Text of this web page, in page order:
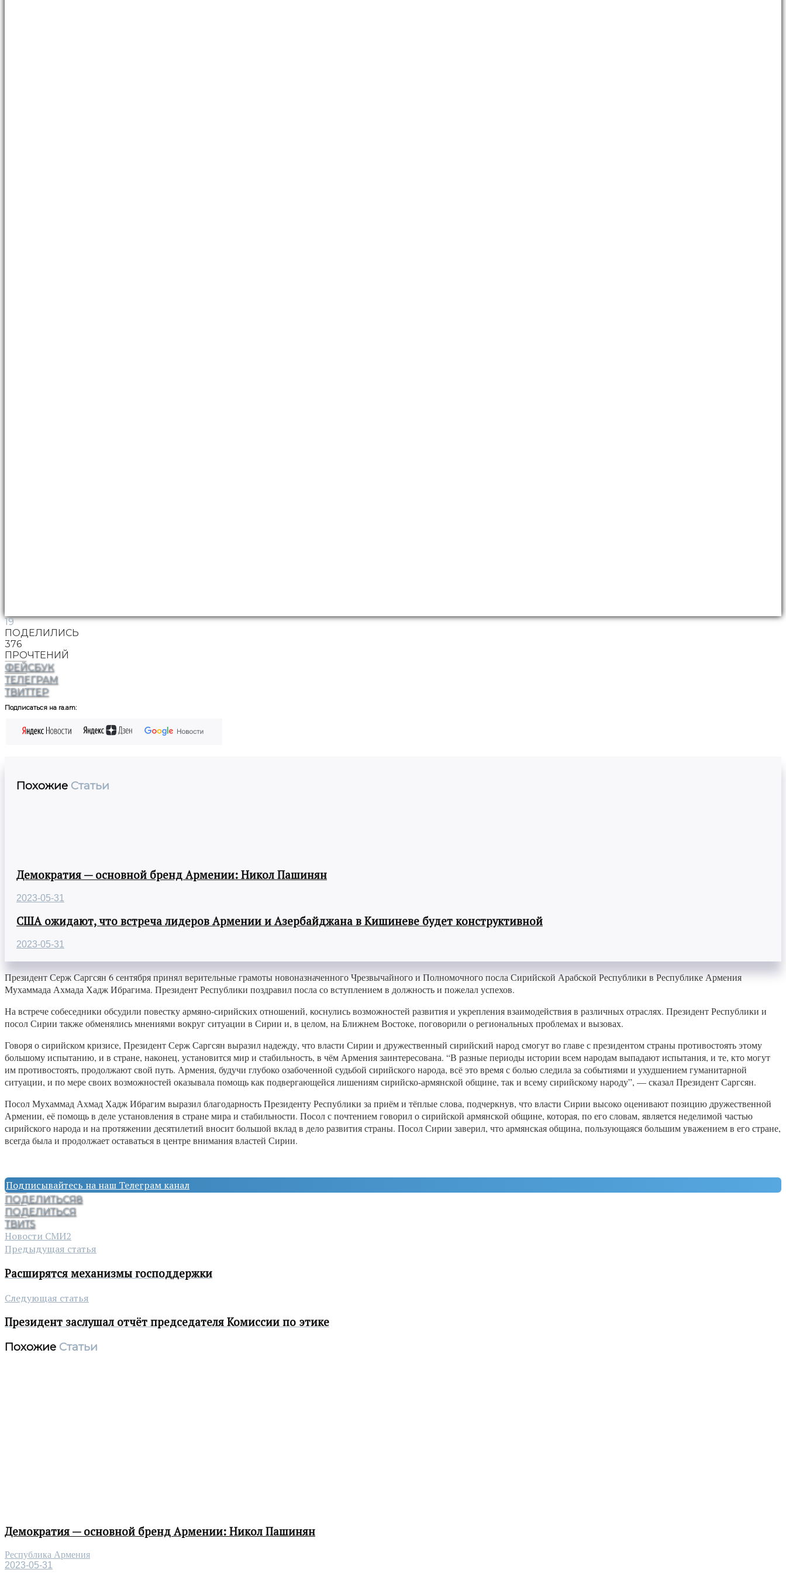
19
ПОДЕЛИЛИСЬ
376
ПРОЧТЕНИЙ
ФЕЙСБУК
ТЕЛЕГРАМ
ТВИТТЕР
Подписаться на ra.am:
Похожие Статьи
Демократия — основной бренд Армении: Никол Пашинян
2023-05-31
США ожидают, что встреча лидеров Армении и Азербайджана в Кишиневе будет конструктивной
2023-05-31
Президент Серж Саргсян 6 сентября принял верительные грамоты новоназначенного Чрезвычайного и Полномочного посла Сирийской Арабской Республики в Республике Армения
Мухаммада Ахмада Хадж Ибрагима. Президент Республики поздравил посла со вступлением в должность и пожелал успехов.
На встрече собеседники обсудили повестку армяно-сирийских отношений, коснулись возможностей развития и укрепления взаимодействия в различных отраслях. Президент Республики и
посол Сирии также обменялись мнениями вокруг ситуации в Сирии и, в целом, на Ближнем Востоке, поговорили о региональных проблемах и вызовах.
Говоря о сирийском кризисе, Президент Серж Саргсян выразил надежду, что власти Сирии и дружественный сирийский народ смогут во главе с президентом страны противостоять этому
большому испытанию, и в стране, наконец, установится мир и стабильность, в чём Армения заинтересована. “В разные периоды истории всем народам выпадают испытания, и те, кто могут
им противостоять, продолжают свой путь. Армения, будучи глубоко озабоченной судьбой сирийского народа, всё это время с болью следила за событиями и ухудшением гуманитарной
ситуации, и по мере своих возможностей оказывала помощь как подвергающейся лишениям сирийско-армянской общине, так и всему сирийскому народу”, — сказал Президент Саргсян.
Посол Мухаммад Ахмад Хадж Ибрагим выразил благодарность Президенту Республики за приём и тёплые слова, подчеркнув, что власти Сирии высоко оценивают позицию дружественной
Армении, её помощь в деле установления в стране мира и стабильности. Посол с почтением говорил о сирийской армянской общине, которая, по его словам, является неделимой частью
сирийского народа и на протяжении десятилетий вносит большой вклад в дело развития страны. Посол Сирии заверил, что армянская община, пользующаяся большим уважением в его стране,
всегда была и продолжает оставаться в центре внимания властей Сирии.
Подписывайтесь на наш Телеграм канал
ПОДЕЛИТЬСЯ8
ПОДЕЛИТЬСЯ
ТВИТ5
Новости СМИ2
Предыдущая статья
Расширятся механизмы господдержки
Следующая статья
Президент заслушал отчёт председателя Комиссии по этике
Похожие Статьи
Демократия — основной бренд Армении: Никол Пашинян
Республика Армения
2023-05-31